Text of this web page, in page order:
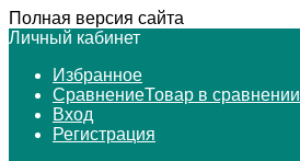
Полная версия сайта
Личный кабинет
Избранное
СравнениеТовар в сравнении
Вход
Регистрация